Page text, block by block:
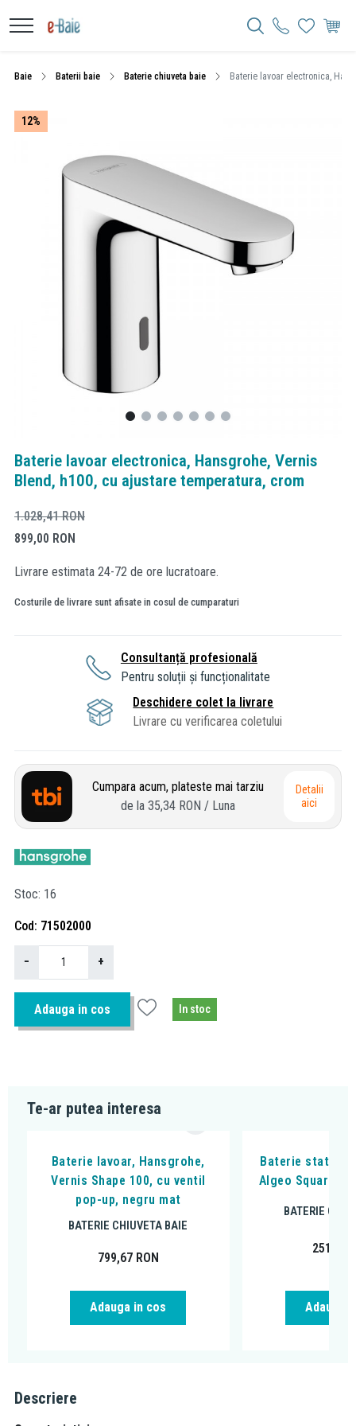
Baie Baterii baie Baterie chiuveta baie Baterie lavoar electronica,
12%
Baterie lavoar electronica, Hansgrohe, Vernis
Blend, h100, cu ajustare temperatura, crom
1.028,41RON
899,00 RON
Livrare estimata 24-72 de ore lucratoare.
Costurile de livrare sunt afisate in cosul de cumparaturi
Consultanță profesională
Pentru soluții și funcționalitate
Deschidere colet la livrare
Livrare cu verificarea coletului
Cumpara acum, plateste mai tarziu
de la 35,34 RON / Luna
Detalii
aici
Stoc 16
Cod 71502000
− +
Adauga in cos In stoc
Te-ar putea interesa
Baterie lavoar, Hansgrohe,
Vernis Shape 100, cu ventil
pop-up, negru mat
BATERIE CHIUVETA BAIE
799,67 RON
Adauga in cos
Baterie stativa
Algeo Square,
BATERIE
251,99
Adauga
Descriere